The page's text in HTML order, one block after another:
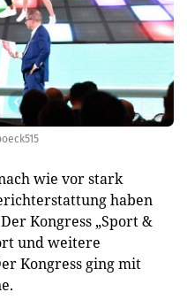
wie vor stark
haben
Kongress „Sport &
und weitere
Kongress ging mit